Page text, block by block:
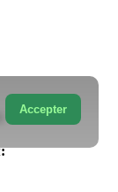
Accepter